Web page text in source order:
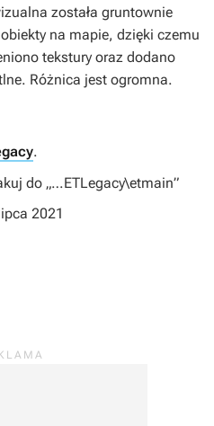
została gruntownie
na mapie, dzięki czemu
tekstury oraz dodano
Różnica jest ogromna.
.
do „…ETLegacy\etmain”
2021